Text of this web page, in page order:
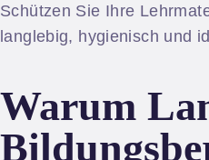
Schützen Sie Ihre
langlebig, hygienisch und
Warum